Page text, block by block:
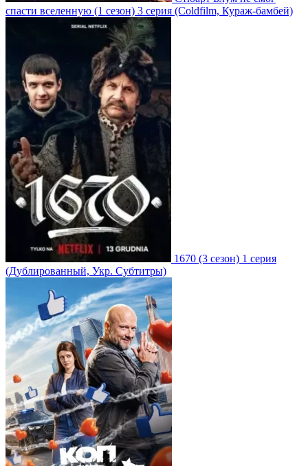
спасти вселенную (1 сезон) 3 серия (Coldfilm, Кураж-бамбей)
1670 (3 сезон) 1 серия
(Дублированный, Укр. Субтитры)